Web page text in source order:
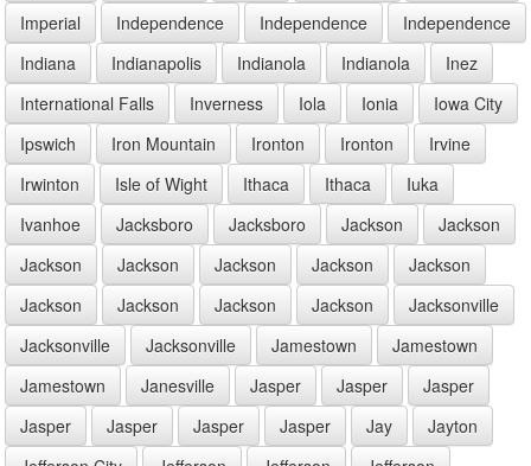
Imperial
Independence Independence
Independence
Indiana
Indianapolis Indianola Indianola
Inez
International Falls
Inverness Iola Ionia
Iowa City
Ipswich
Iron Mountain Ironton Ironton
Irvine
Irwinton
Isle of Wight Ithaca Ithaca
Iuka
Ivanhoe
Jacksboro Jacksboro Jackson
Jackson
Jackson
Jackson Jackson Jackson
Jackson
Jackson
Jackson Jackson Jackson
Jacksonville
Jacksonville
Jacksonville Jamestown
Jamestown
Jamestown
Janesville Jasper Jasper
Jasper
Jasper
Jasper Jasper Jasper Jay
Jayton